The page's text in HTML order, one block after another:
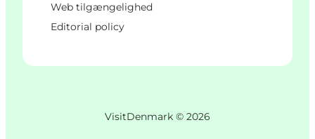
Web tilgængelighed
Editorial policy
VisitDenmark © 2026